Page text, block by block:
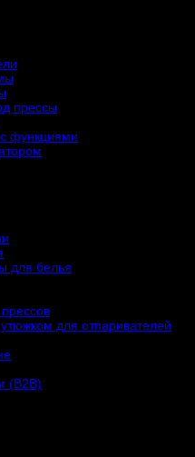
прессы
функциями
для белья
для отпаривателей
(B2B)